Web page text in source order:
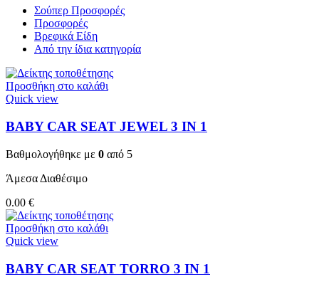
Σούπερ Προσφορές
Προσφορές
Βρεφικά Είδη
Από την ίδια κατηγορία
Προσθήκη στο καλάθι
Quick view
BABY CAR SEAT JEWEL 3 ΙΝ 1
Βαθμολογήθηκε με 0 από 5
Άμεσα Διαθέσιμο
0.00 €
Προσθήκη στο καλάθι
Quick view
BABY CAR SEAT TORRO 3 ΙΝ 1